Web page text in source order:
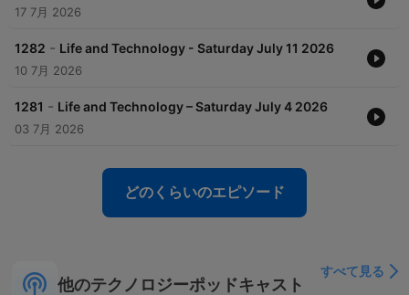
17 7月 2026
1282 - Life and Technology - Saturday July 11 2026
10 7月 2026
1281 - Life and Technology – Saturday July 4 2026
03 7月 2026
どのくらいのエピソード
他のテクノロジーポッドキャスト
すべて見る